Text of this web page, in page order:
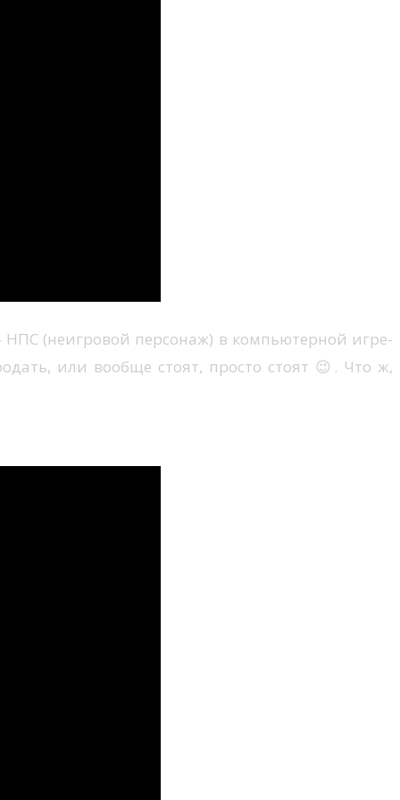
(неигровой персонаж) в компьютерной игре-
или вообще стоят, просто стоят 😉. Что ж,